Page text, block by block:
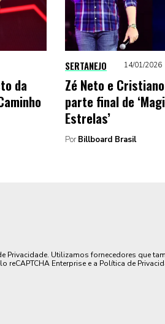
da
SERTANEJO 14/01/2026
Zé Neto e
parte final de
Estrelas’
Por Billboard Brasil
Privacidade. Utilizamos fornecedores que
Enterprise e a Política de